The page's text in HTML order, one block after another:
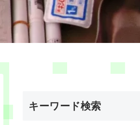
キーワード検索